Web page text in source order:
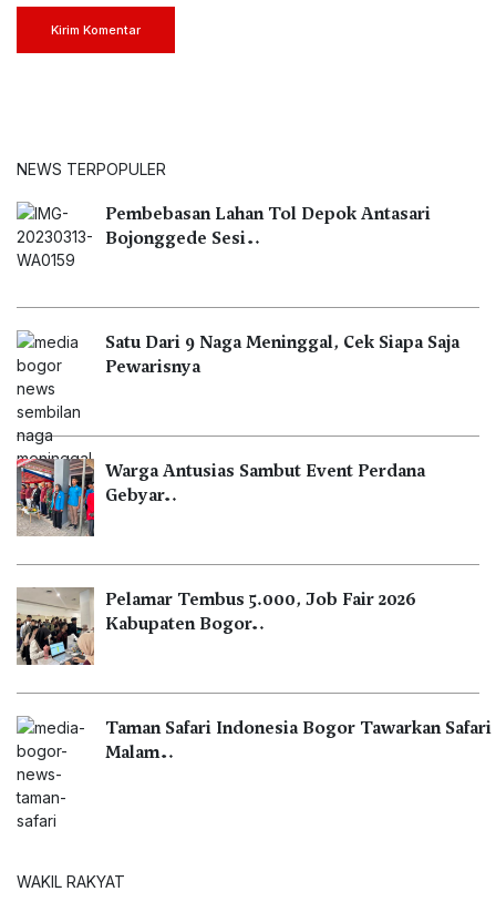
Kirim Komentar
NEWS TERPOPULER
Pembebasan Lahan Tol Depok Antasari
Bojonggede Sesi…
Satu Dari 9 Naga Meninggal, Cek Siapa Saja
Pewarisnya
Warga Antusias Sambut Event Perdana
Gebyar…
Pelamar Tembus 5.000, Job Fair 2026
Kabupaten Bogor…
Taman Safari Indonesia Bogor Tawarkan Safari
Malam…
WAKIL RAKYAT